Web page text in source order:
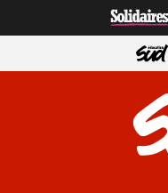
directement
contenu